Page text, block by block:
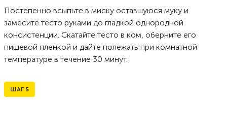
Постепенно всыпьте в миску оставшуюся муку и
замесите тесто руками до гладкой однородной
консистенции. Скатайте тесто в ком, оберните его
пищевой пленкой и дайте полежать при комнатной
температуре в течение 30 минут.
ШАГ 5